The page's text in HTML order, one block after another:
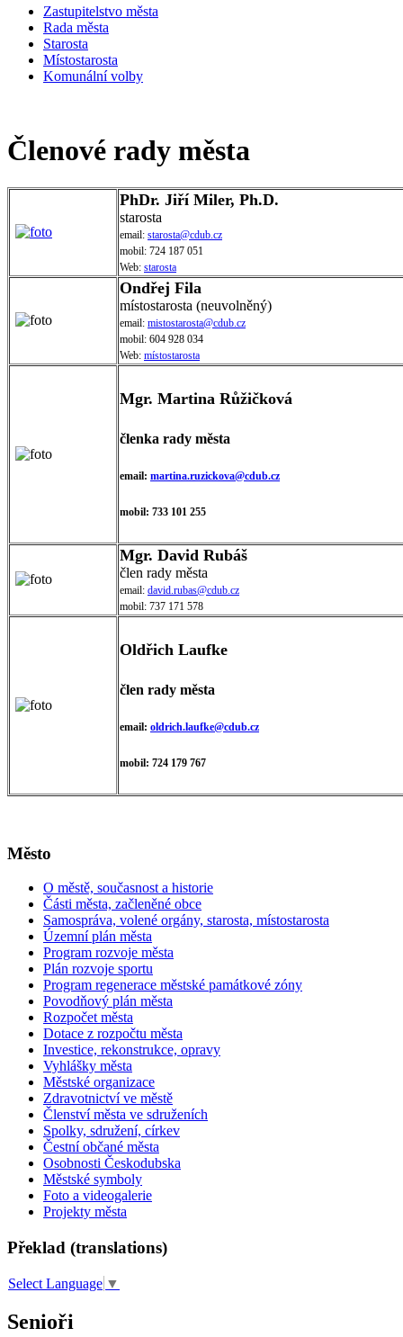
Zastupitelstvo města
Rada města
Starosta
Místostarosta
Komunální volby
Členové rady města
PhDr. Jiří Miler, Ph.D.
starosta
email: starosta@cdub.cz
mobil: 724 187 051
Web: starosta
Ondřej Fila
místostarosta (neuvolněný)
email: mistostarosta@cdub.cz
mobil: 604 928 034
Web: místostarosta
Mgr. Martina Růžičková
členka rady města
email: martina.ruzickova@cdub.cz
mobil: 733 101 255
Mgr. David Rubáš
člen rady města
email: david.rubas@cdub.cz
mobil: 737 171 578
Oldřich Laufke
člen rady města
email: oldrich.laufke@cdub.cz
mobil: 724 179 767
Město
O městě, současnost a historie
Části města, začleněné obce
Samospráva, volené orgány, starosta, místostarosta
Územní plán města
Program rozvoje města
Plán rozvoje sportu
Program regenerace městské památkové zóny
Povodňový plán města
Rozpočet města
Dotace z rozpočtu města
Investice, rekonstrukce, opravy
Vyhlášky města
Městské organizace
Zdravotnictví ve městě
Členství města ve sdruženích
Spolky, sdružení, církev
Čestní občané města
Osobnosti Českodubska
Městské symboly
Foto a videogalerie
Projekty města
Překlad (translations)
Select Language ▼
Senioři